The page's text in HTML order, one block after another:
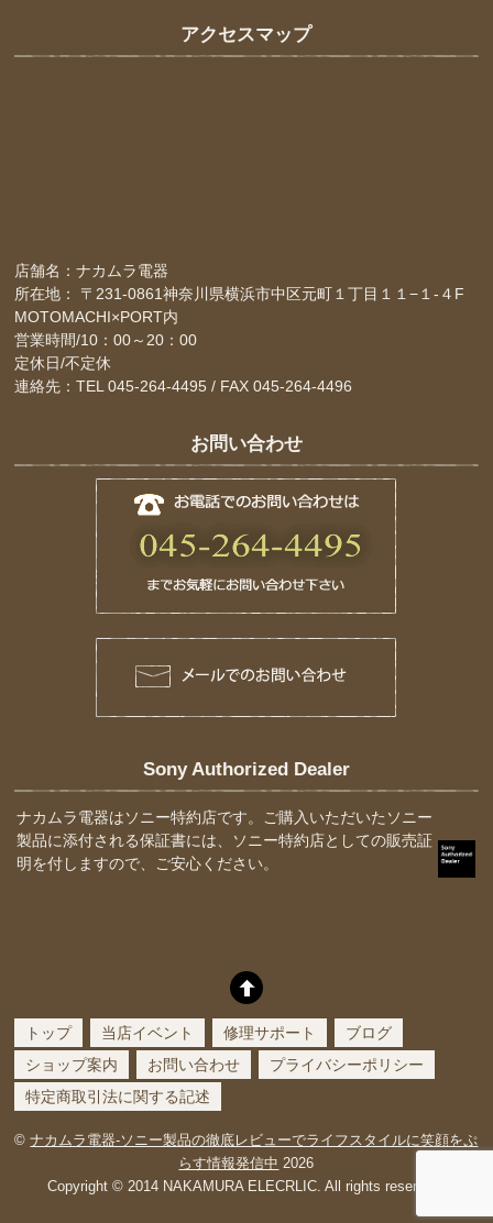
アクセスマップ
店舗名：ナカムラ電器
所在地： 〒231-0861神奈川県横浜市中区元町１丁目１１−１-４F
MOTOMACHI×PORT内
営業時間/10：00～20：00
定休日/不定休
連絡先：TEL 045-264-4495 / FAX 045-264-4496
お問い合わせ
Sony Authorized Dealer
ナカムラ電器はソニー特約店です。ご購入いただいたソニー
製品に添付される保証書には、ソニー特約店としての販売証
明を付しますので、ご安心ください。
トップ 当店イベント 修理サポート
ブログ
ショップ案内
お問い合わせ
プライバシーポリシー
特定商取引法に関する記述
©ナカムラ電器-ソニー製品の徹底レビューでライフスタイルに笑顔をぷ
らす情報発信中 2026
Copyright © 2014 NAKAMURA ELECRLIC. All rights reserved.